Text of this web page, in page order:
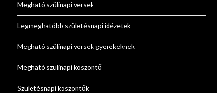
Megható szülinapi versek
Legmeghatóbb születésnapi idézetek
Megható szülinapi versek gyerekeknek
Megható szülinapi köszöntő
Születésnapi köszöntők